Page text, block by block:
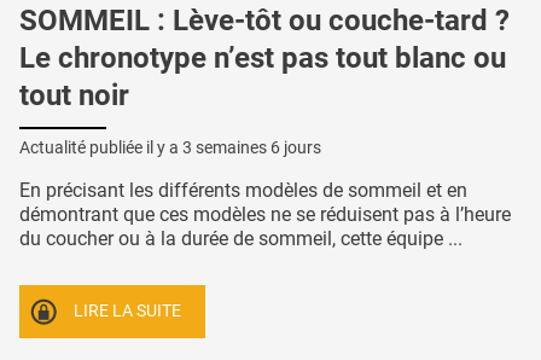
SOMMEIL : Lève-tôt ou couche-tard ?
Le chronotype n’est pas tout blanc ou
tout noir
Actualité publiée il y a 3 semaines 6 jours
En précisant les différents modèles de sommeil et en
démontrant que ces modèles ne se réduisent pas à l’heure
du coucher ou à la durée de sommeil, cette équipe ...
LIRE LA SUITE